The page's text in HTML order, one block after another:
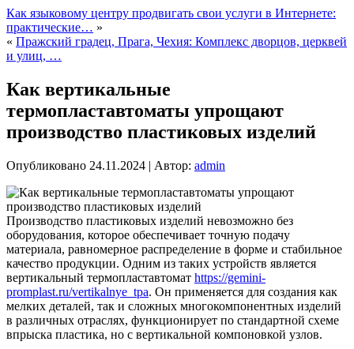
Как языковому центру продвигать свои услуги в Интернете:
практические… »
« Пражский градец, Прага, Чехия: Комплекс дворцов, церквей
и улиц, …
Как вертикальные
термопластавтоматы упрощают
производство пластиковых изделий
Опубликовано 24.11.2024 | Автор: admin
Производство пластиковых изделий невозможно без
оборудования, которое обеспечивает точную подачу
материала, равномерное распределение в форме и стабильное
качество продукции. Одним из таких устройств является
вертикальный термопластавтомат https://gemini-
promplast.ru/vertikalnye_tpa. Он применяется для создания как
мелких деталей, так и сложных многокомпонентных изделий
в различных отраслях, функционирует по стандартной схеме
впрыска пластика, но с вертикальной компоновкой узлов.